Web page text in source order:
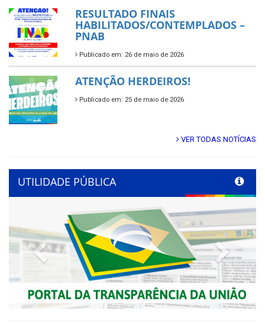
RESULTADO FINAIS
HABILITADOS/CONTEMPLADOS –
PNAB
Publicado em: 26 de maio de 2026
ATENÇÃO HERDEIROS!
Publicado em: 25 de maio de 2026
VER TODAS NOTÍCIAS
UTILIDADE PÚBLICA
Previous Next